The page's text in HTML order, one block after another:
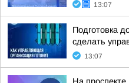
13:07
Подготовка
сделать
13:07